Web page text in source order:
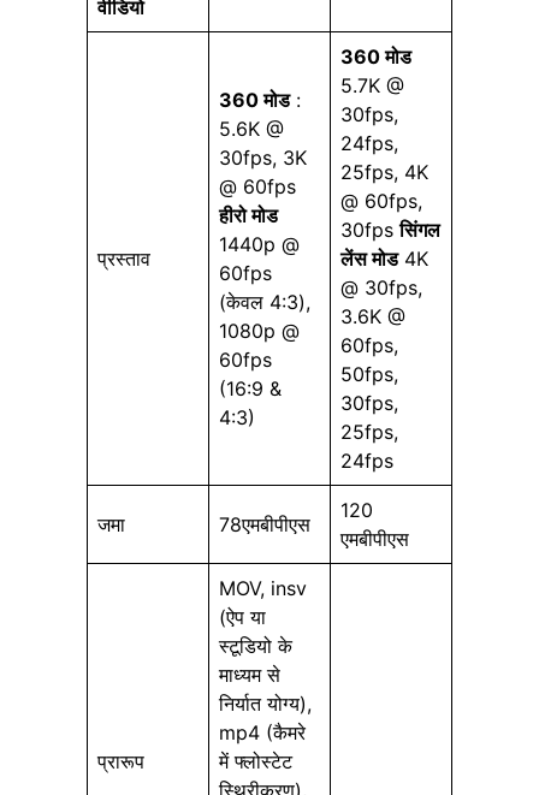
वीडियो
प्रस्ताव
360 मोड:
5.6K @
30fps, 3K
@ 60fps
हीरो मोड
1440p @
60fps
(केवल 4:3),
1080p @
60fps
(16:9 &
4:3)
360 मोड
5.7K @
30fps,
24fps,
25fps, 4K
@ 60fps,
30fpsसिंगल
लेंस मोड4K
@ 30fps,
3.6K @
60fps,
50fps,
30fps,
25fps,
24fps
जमा 78एमबीपीएस
120
एमबीपीएस
प्रारूप
MOV, insv
(ऐप या
स्टूडियो के
माध्यम से
निर्यात योग्य),
mp4 (कैमरे
में फ्लोस्टेट
स्थिरीकरण),